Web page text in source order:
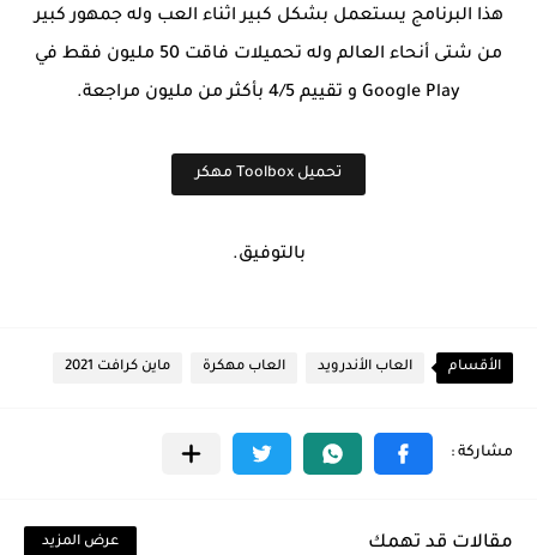
هذا البرنامج يستعمل بشكل كبير اثناء العب وله جمهور كبير
من شتى أنحاء العالم وله تحميلات فاقت 50 مليون فقط في
Google Play و تقييم 4/5 بأكثر من مليون مراجعة.
تحميل Toolbox مهكر
بالتوفيق.
الأقسام العاب الأندرويد العاب مهكرة ماين كرافت 2021
مقالات قد تهمك عرض المزيد